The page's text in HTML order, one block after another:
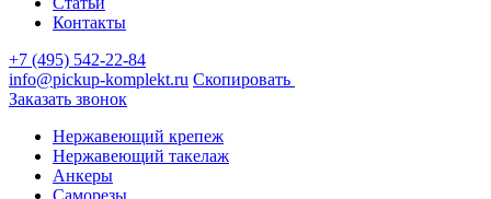
Контакты
+7 (495) 542-22-84
info@pickup-komplekt.ru Скопировать
Заказать звонок
Нержавеющий крепеж
Нержавеющий такелаж
Анкеры
Саморезы